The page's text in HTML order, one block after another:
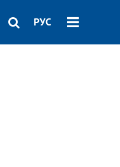
РУС